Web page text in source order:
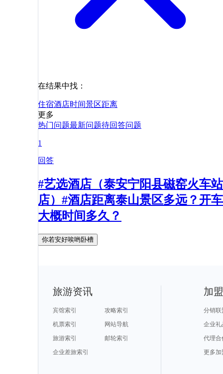
在结果中找：
住宿酒店时间景区距离
更多
热门问题最新问题待回答问题
1
回答
#艺选酒店（泰安宁阳县磁窑火车站
店）#酒店距离泰山景区多远？开车
大概时间多久？
你若安好唉哟卧槽
旅游资讯
宾馆索引
攻略索引
机票索引
网站导航
旅游索引
邮轮索引
企业差旅索引
加
分销联
企业礼
代理合
更多加